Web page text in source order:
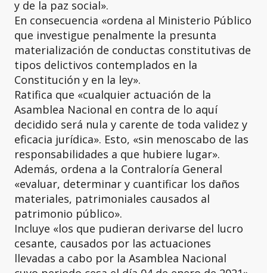
y de la paz social».
En consecuencia «ordena al Ministerio Público
que investigue penalmente la presunta
materialización de conductas constitutivas de
tipos delictivos contemplados en la
Constitución y en la ley».
Ratifica que «cualquier actuación de la
Asamblea Nacional en contra de lo aquí
decidido será nula y carente de toda validez y
eficacia jurídica». Esto, «sin menoscabo de las
responsabilidades a que hubiere lugar».
Además, ordena a la Contraloría General
«evaluar, determinar y cuantificar los daños
materiales, patrimoniales causados al
patrimonio público».
Incluye «los que pudieran derivarse del lucro
cesante, causados por las actuaciones
llevadas a cabo por la Asamblea Nacional